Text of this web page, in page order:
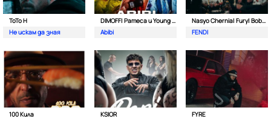
ToTo H
Не искам да зная
DIMOFF| Pameca и Young BB Young
Abibi
Nasyo Chernia| Fury| Bobo Armani| & N.A.S.I.
FENDI
100 Кила
KSIOR
FYRE